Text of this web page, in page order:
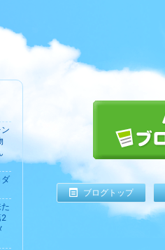
ブログトップ
2